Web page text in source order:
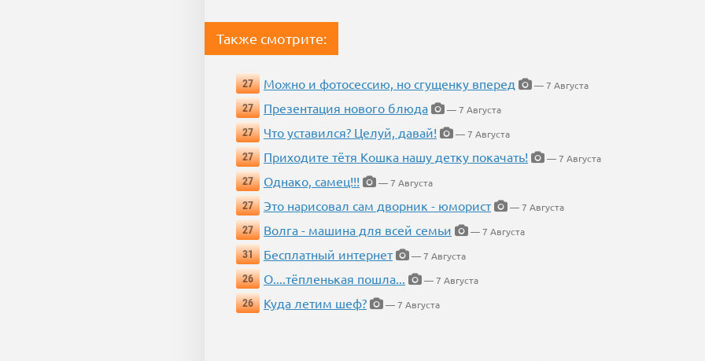
Также смотрите:
27 Можно и фотосессию, но сгущенку вперед
— 7 Августа
27
Презентация нового блюда
— 7 Августа
27
Что уставился? Целуй, давай!
— 7 Августа
27
Приходите тётя Кошка нашу детку покачать!
— 7 Августа
27
Однако, самец!!!
— 7 Августа
27
Это нарисовал сам дворник - юморист
— 7 Августа
27
Волга - машина для всей семьи
— 7 Августа
31
Бесплатный интернет
— 7 Августа
26
О....тёпленькая пошла...
— 7 Августа
26
Куда летим шеф? — 7 Августа